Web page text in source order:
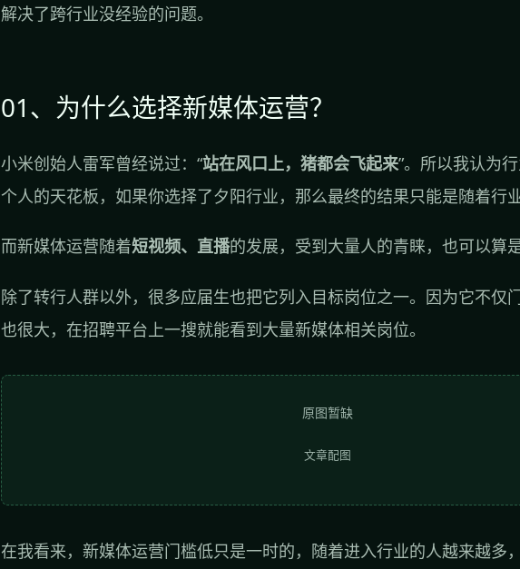
解决了跨行业没经验的问题。
01、为什么选择新媒体运营？
小米创始人雷军曾经说过：“站在风口上，猪都会飞起来”。所以我认为
个人的天花板，如果你选择了夕阳行业，那么最终的结果只能是随着行
而新媒体运营随着短视频、直播的发展，受到大量人的青睐，也可以算是
除了转行人群以外，很多应届生也把它列入目标岗位之一。因为它不仅门
也很大，在招聘平台上一搜就能看到大量新媒体相关岗位。
原图暂缺
文章配图
在我看来，新媒体运营门槛低只是一时的，随着进入行业的人越来越多，